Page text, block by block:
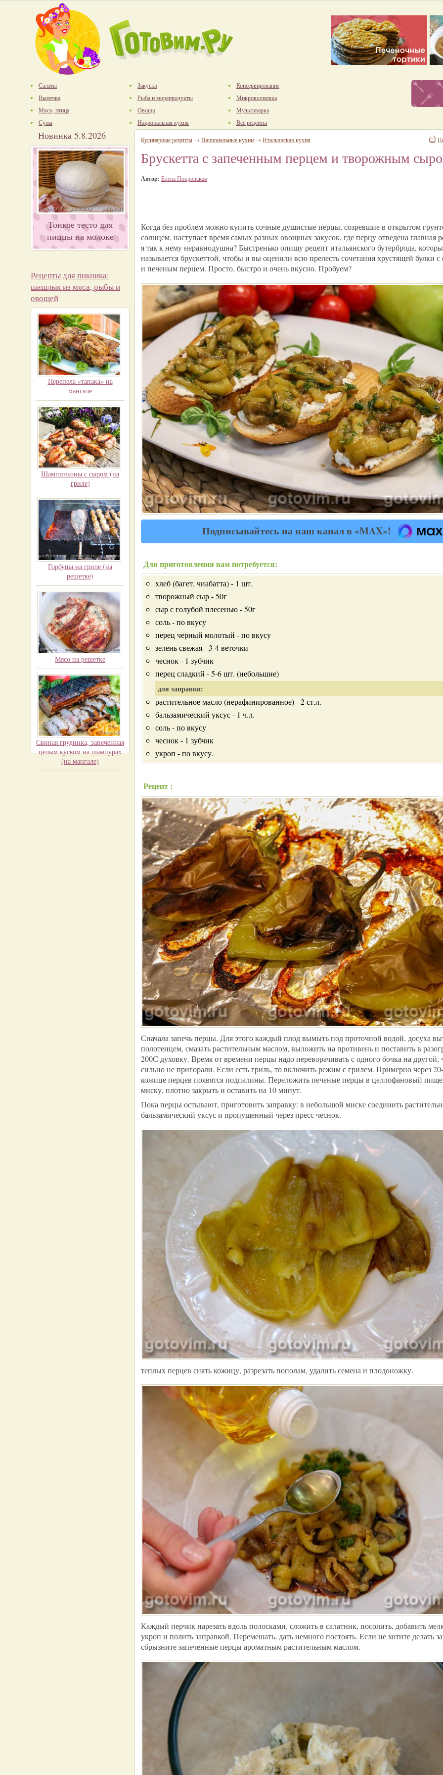
Салаты
Выпечка
Мясо, птица
Супы
Закуски
Рыба и морепродукты
Овощи
Национальная кухня
Консервирование
Микроволновка
Мультиварка
Все рецепты
Новинка 5.8.2026
Тонкое тесто для
пиццы на молоке
Рецепты для пикника:
шашлык из мяса, рыбы и
овощей
Перепела «тапака» на
мангале
Шампиньоны с сыром (на
гриле)
Горбуша на гриле (на
решетке)
Мясо на решетке
Свиная грудинка, запеченная
целым куском на шампурах
(на мангале)
Кулинарные рецепты → Национальные кухни → Итальянская кухня
Брускетта с запеченным перцем и творожным
Автор: Елена Покровская
Когда без проблем можно купить сочные душистые перцы, созревшие в открытом
солнцем, наступает время самых разных овощных закусок, где перцу отведена главная
я так к нему неравнодушна? Быстренько опишу рецепт итальянского бутерброда,
называется брускеттой, чтобы и вы оценили всю прелесть сочетания хрустящей булки
и печеным перцем. Просто, быстро и очень вкусно. Пробуем?
Подписывайтесь на наш канал в «MAX»!
Для приготовления вам потребуется:
хлеб (багет, чиабатта) - 1 шт.
творожный сыр - 50г
сыр с голубой плесенью - 50г
соль - по вкусу
перец черный молотый - по вкусу
зелень свежая - 3-4 веточки
чеснок - 1 зубчик
перец сладкий - 5-6 шт. (небольшие)
для заправки:
растительное масло (нерафинированное) - 2 ст.л.
бальзамический уксус - 1 ч.л.
соль - по вкусу
чеснок - 1 зубчик
укроп - по вкусу.
Рецепт :
Сначала запечь перцы. Для этого каждый плод вымыть под проточной водой, досуха
полотенцем, смазать растительным маслом, выложить на противень и поставить в
200С духовку. Время от времени перцы надо переворачивать с одного бочка на
сильно не пригорали. Если есть гриль, то включить режим с грилем. Примерно через
кожице перцев появятся подпалины. Переложить печеные перцы в целлофановый
миску, плотно закрыть и оставить на 10 минут.
Пока перцы остывают, приготовить заправку: в небольшой миске соединить
бальзамический уксус и пропущенный через пресс чеснок.
теплых перцев снять кожицу, разрезать пополам, удалить семена и плодоножку.
Каждый перчик нарезать вдоль полосками, сложить в салатник, посолить, добавить
укроп и полить заправкой. Перемешать, дать немного постоять. Если не хотите делать
сбрызните запеченные перцы ароматным растительным маслом.